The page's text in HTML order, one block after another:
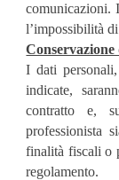
comunicazioni.
l’impossibilità
Conservazione
I dati
indicate,
contratto e,
professionista
finalità fiscali o
regolamento.